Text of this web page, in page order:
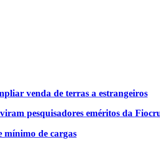
venda de terras a estrangeiros
pesquisadores eméritos da
mínimo de cargas